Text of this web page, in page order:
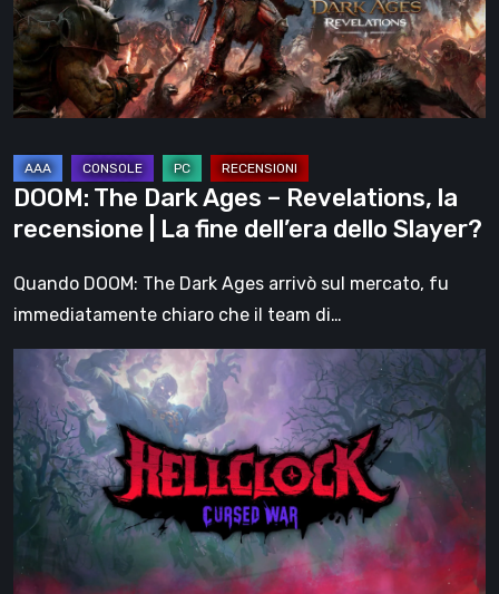
Revelations,
la
recensione
|
fine
dell’era
dello
DOOM: The Dark Ages – Revelations, la
recensione | La fine dell’era dello Slayer?
Quando DOOM: The Dark Ages arrivò sul mercato, fu
immediatamente chiaro che il team di…
Clock:
Cursed
War
–
recensione:
di